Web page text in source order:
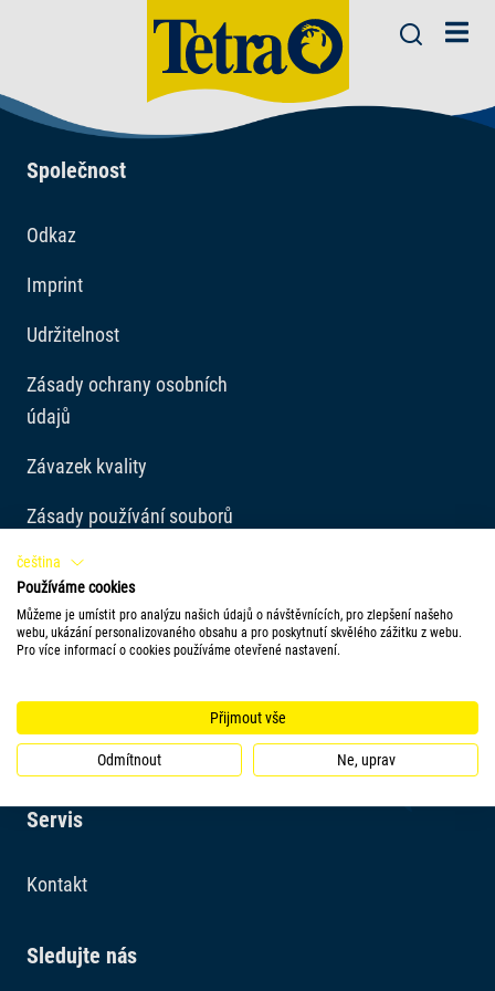
Společnost
Odkaz
Imprint
Udržitelnost
Zásady ochrany osobních
údajů
Závazek kvality
Zásady používání souborů
Tetra Blog
Požadavky na kvalitu
Ocenění
Servis
Kontakt
Sledujte nás
čeština
Používáme cookies
Můžeme je umístit pro analýzu našich údajů o návštěvnících, pro zlepšení našeho
webu, ukázání personalizovaného obsahu a pro poskytnutí skvělého zážitku z webu.
Pro více informací o cookies používáme otevřené nastavení.
Přijmout vše
Odmítnout Ne, uprav